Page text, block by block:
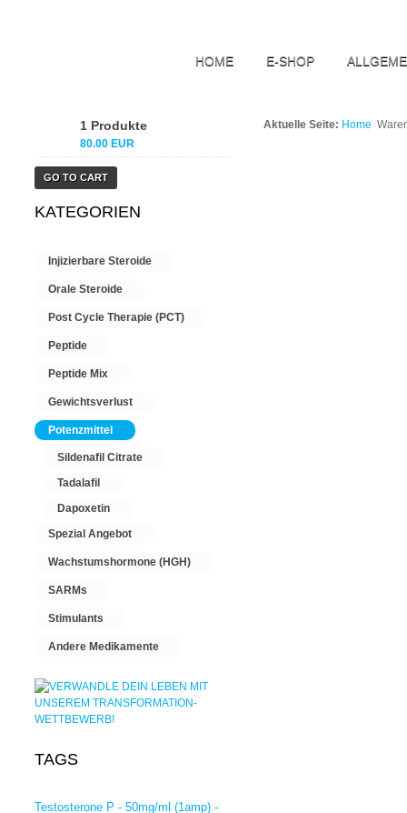
HOME E-SHOP
Aktuelle Seite: Home
1 Produkte
80.00 EUR
GO TO CART
KATEGORIEN
Injizierbare Steroide
Orale Steroide
Post Cycle Therapie (PCT)
Peptide
Peptide Mix
Gewichtsverlust
Potenzmittel
Sildenafil Citrate
Tadalafil
Dapoxetin
Spezial Angebot
Wachstumshormone (HGH)
SARMs
Stimulants
Andere Medikamente
TAGS
Testosterone P - 50mg/ml (1amp) -